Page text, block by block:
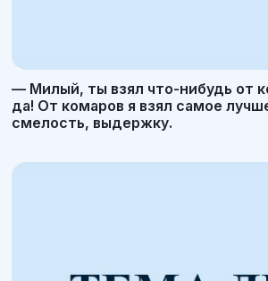
— Милый, ты взял что-нибудь от
да! От комаров я взял самое
смелость, выдержку.